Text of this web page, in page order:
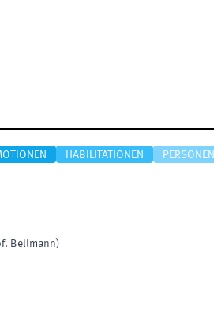
HABILITATIONEN PERSONEN
Bellmann)